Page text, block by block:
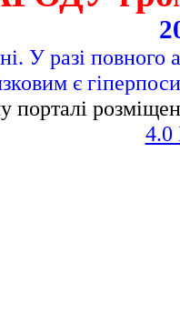
У разі повного
є
порталі
4.0